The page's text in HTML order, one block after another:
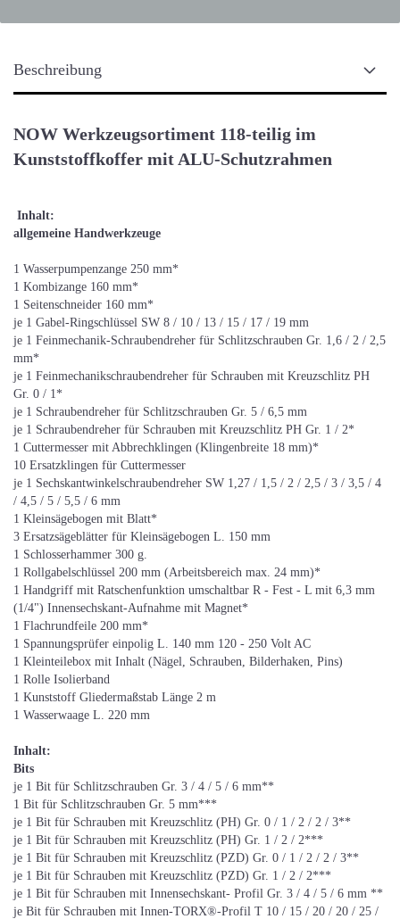
Beschreibung
NOW Werkzeugsortiment 118-teilig im
Kunststoffkoffer mit ALU-Schutzrahmen
Inhalt:
allgemeine Handwerkzeuge
1 Wasserpumpenzange 250 mm*
1 Kombizange 160 mm*
1 Seitenschneider 160 mm*
je 1 Gabel-Ringschlüssel SW 8 / 10 / 13 / 15 / 17 / 19 mm
je 1 Feinmechanik-Schraubendreher für Schlitzschrauben Gr. 1,6 / 2 / 2,5
mm*
je 1 Feinmechanikschraubendreher für Schrauben mit Kreuzschlitz PH
Gr. 0 / 1*
je 1 Schraubendreher für Schlitzschrauben Gr. 5 / 6,5 mm
je 1 Schraubendreher für Schrauben mit Kreuzschlitz PH Gr. 1 / 2*
1 Cuttermesser mit Abbrechklingen (Klingenbreite 18 mm)*
10 Ersatzklingen für Cuttermesser
je 1 Sechskantwinkelschraubendreher SW 1,27 / 1,5 / 2 / 2,5 / 3 / 3,5 / 4
/ 4,5 / 5 / 5,5 / 6 mm
1 Kleinsägebogen mit Blatt*
3 Ersatzsägeblätter für Kleinsägebogen L. 150 mm
1 Schlosserhammer 300 g.
1 Rollgabelschlüssel 200 mm (Arbeitsbereich max. 24 mm)*
1 Handgriff mit Ratschenfunktion umschaltbar R - Fest - L mit 6,3 mm
(1/4") Innensechskant-Aufnahme mit Magnet*
1 Flachrundfeile 200 mm*
1 Spannungsprüfer einpolig L. 140 mm 120 - 250 Volt AC
1 Kleinteilebox mit Inhalt (Nägel, Schrauben, Bilderhaken, Pins)
1 Rolle Isolierband
1 Kunststoff Gliedermaßstab Länge 2 m
1 Wasserwaage L. 220 mm
Inhalt:
Bits
je 1 Bit für Schlitzschrauben Gr. 3 / 4 / 5 / 6 mm**
1 Bit für Schlitzschrauben Gr. 5 mm***
je 1 Bit für Schrauben mit Kreuzschlitz (PH) Gr. 0 / 1 / 2 / 2 / 3**
je 1 Bit für Schrauben mit Kreuzschlitz (PH) Gr. 1 / 2 / 2***
je 1 Bit für Schrauben mit Kreuzschlitz (PZD) Gr. 0 / 1 / 2 / 2 / 3**
je 1 Bit für Schrauben mit Kreuzschlitz (PZD) Gr. 1 / 2 / 2***
je 1 Bit für Schrauben mit Innensechskant- Profil Gr. 3 / 4 / 5 / 6 mm **
je Bit für Schrauben mit Innen-TORX®-Profil T 10 / 15 / 20 / 20 / 25 /